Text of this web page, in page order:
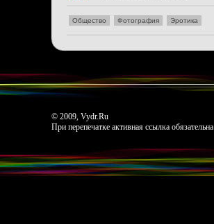
Общество Фотография Эротика
© 2009, Vydr.Ru
При перепечатке активная ссылка обязательна